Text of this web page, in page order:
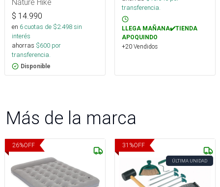
Nature Hike
$ 14.990
en 6cuotas de $2.498sin
interés
ahorras $600 por
transferencia.
Disponible
transferencia.
LLEGA MAÑANA✔️TIENDA
APOQUINDO
+20 Vendidos
Más de la marca
26%OFF 31 %OFF
ÚLTIMA UNIDAD